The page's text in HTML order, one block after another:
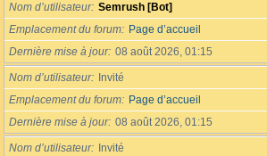
Nom d’utilisateur Semrush [Bot]
Emplacement du forum
Page d’accueil
Dernière mise à jour 08 août 2026, 01:15
Nom d’utilisateur
Invité
Emplacement du forum
Page d’accueil
Dernière mise à jour 08 août 2026, 01:15
Nom d’utilisateur
Invité